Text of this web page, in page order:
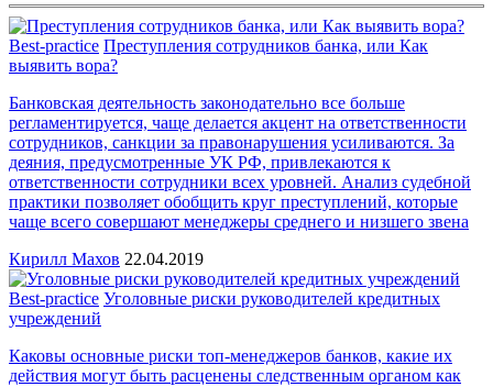
Best-practice Преступления сотрудников банка, или Как
выявить вора?
Банковская деятельность законодательно все больше
регламентируется, чаще делается акцент на ответственности
сотрудников, санкции за правонарушения усиливаются. За
деяния, предусмотренные УК РФ, привлекаются к
ответственности сотрудники всех уровней. Анализ судебной
практики позволяет обобщить круг преступлений, которые
чаще всего совершают менеджеры среднего и низшего звена
Кирилл Махов 22.04.2019
Best-practice Уголовные риски руководителей кредитных
учреждений
Каковы основные риски топ-менеджеров банков, какие их
действия могут быть расценены следственным органом как